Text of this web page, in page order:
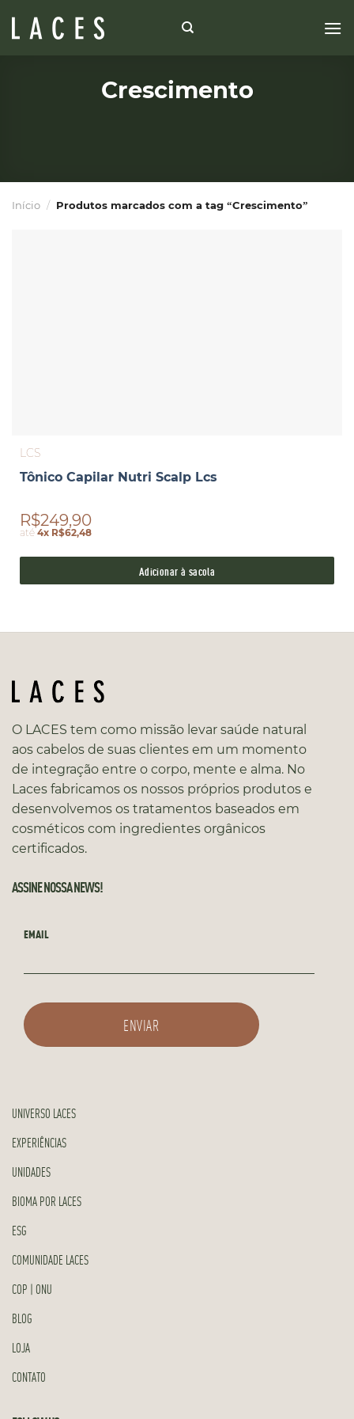
Crescimento
Início / Produtos marcados com a tag “Crescimento”
LCS
Tônico Capilar Nutri Scalp Lcs
R$249,90
até4x R$62,48
Adicionar à sacola
O LACES tem como missão levar saúde natural
aos cabelos de suas clientes em um momento
de integração entre o corpo, mente e alma. No
Laces fabricamos os nossos próprios produtos e
desenvolvemos os tratamentos baseados em
cosméticos com ingredientes orgânicos
certificados.
ASSINE NOSSA NEWS!
EMAIL
UNIVERSO LACES
EXPERIÊNCIAS
UNIDADES
BIOMA POR LACES
ESG
COMUNIDADE LACES
COP | ONU
BLOG
LOJA
CONTATO